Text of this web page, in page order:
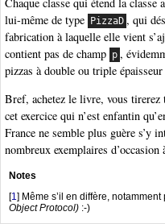
lui-même de type
PizzaD , qui
fabrication à laquelle elle vient
contient pas de champ p ,
pizzas à double ou triple épaisseur
Bref, achetez le livre, vous tirerez
cet exercice qui n’est enfantin
France ne semble plus guère s’y
nombreux exemplaires
Notes
[1 ] Même s’il en diffère,
Object Protocol) :-)